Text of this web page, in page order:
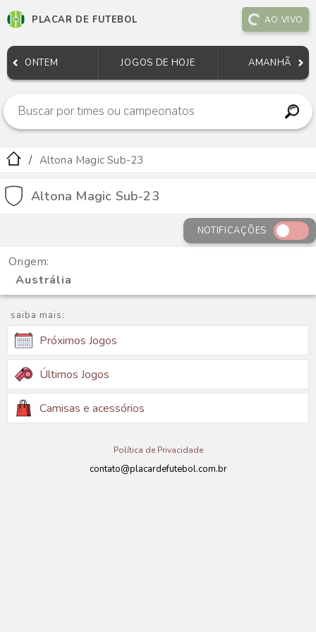
PLACAR DE FUTEBOL AO VIVO
ONTEM JOGOS DE HOJE AMANHÃ
Altona Magic Sub-23
Altona Magic Sub-23
NOTIFICAÇÕES
Origem:
Austrália
saiba mais:
Próximos Jogos
Últimos Jogos
Camisas e acessórios
Política de Privacidade
contato@placardefutebol.com.br